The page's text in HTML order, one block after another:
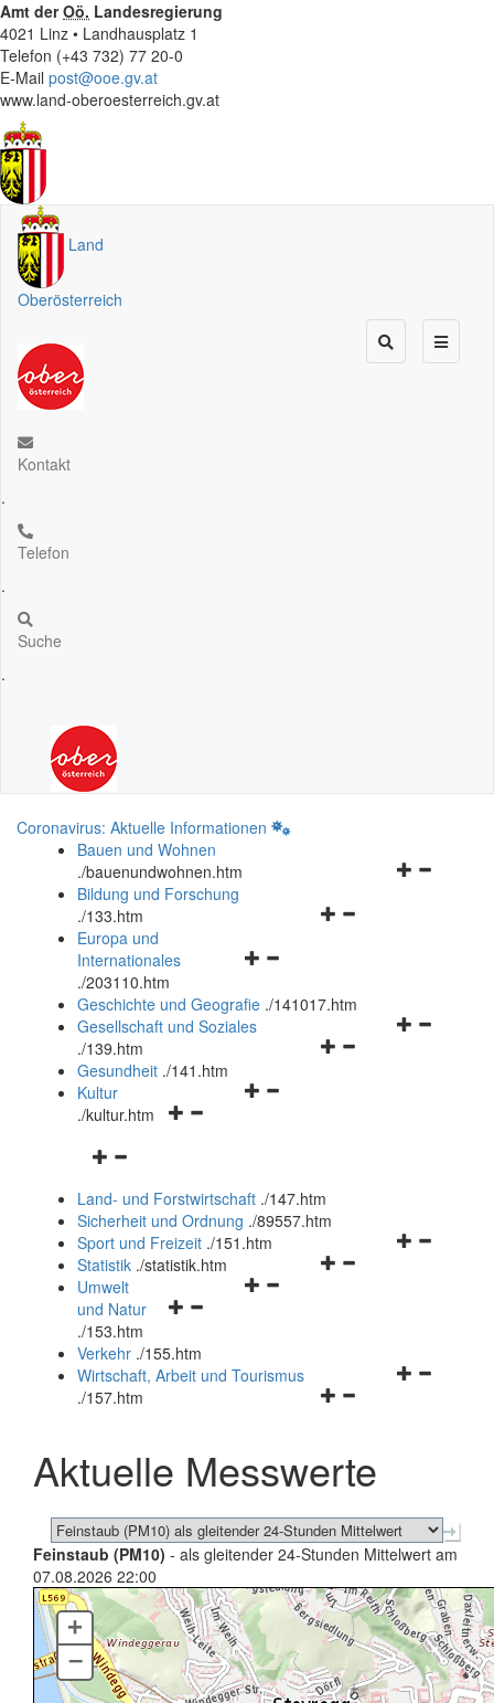
Amt derOö. Landesregierung
4021 Linz • Landhausplatz 1
Telefon (+43 732) 77 20-0
E-Mail post@ooe.gv.at
www.land-oberoesterreich.gv.at
Land
Oberösterreich
Kontakt
.
Telefon
.
Suche
.
Coronavirus: Aktuelle Informationen
Bauen und Wohnen
./bauenundwohnen.htm
Navigationsmenü
Bildung und Forschung
./133.htm
Navigationsmenü
und
schließen
Europa und
Internationales
./203110.htm
Geschichte und Geografie ./141017.htm
Navigationsmenü
Gesellschaft und Soziales
./139.htm
Navigationsmenü
Gesundheit ./141.htm
Navigationsmenü
Kultur
./kultur.htm
Navigationsmenü
und
schließen
Land- und Forstwirtschaft ./147.htm
Sicherheit und Ordnung ./89557.htm
Navigationsmenü
Sport und Freizeit ./151.htm
Navigationsmenü
Statistik ./statistik.htm
Navigationsmenü
und
schließen
Umwelt
und Natur
./153.htm
Verkehr ./155.htm
Navigationsmenü
schließen
Wirtschaft, Arbeit und Tourismus
./157.htm
Aktuelle Messwerte
Feinstaub (PM10) - als gleitender 24-Stunden Mittelwert am
07.08.2026 22:00
+
–